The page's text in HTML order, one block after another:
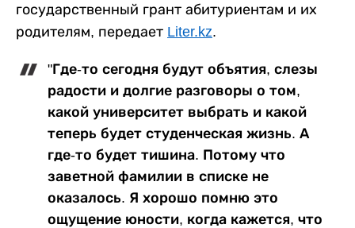
государственный грант абитуриентам и их
родителям, передает Liter.kz.
"Где-то сегодня будут объятия, слезы
радости и долгие разговоры о том,
какой университет выбрать и какой
теперь будет студенческая жизнь. А
где-то будет тишина. Потому что
заветной фамилии в списке не
оказалось. Я хорошо помню это
ощущение юности, когда кажется, что